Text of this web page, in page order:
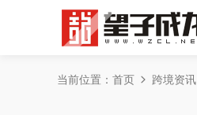
当前位置： 首页 跨境资讯